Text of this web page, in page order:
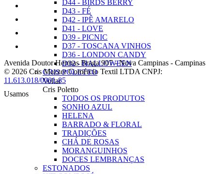
D44 - BIRDS BERRY
D43 - FÉ
D42 - IPÊ AMARELO
D41 - LOVE
D39 - PICNIC
D37 - TOSCANA VINHOS
D36 - LONDON CANDY
D32 - HALLOWEEN
CRIS POLETTO
Voltar
Cris Poletto
TODOS OS PRODUTOS
SONHO AZUL
HELENA
BARRADO & FLORAL
TRADIÇÕES
CHÁ DE ROSAS
MORANGUINHOS
DOCES LEMBRANÇAS
ESTONADOS
Avenida Doutor Hermas Braga 907-Nova Campinas - Campinas
© 2026 Cris Mazzer Comércio Textil LTDA CNPJ:
11.613.018/0001-85
Usamos